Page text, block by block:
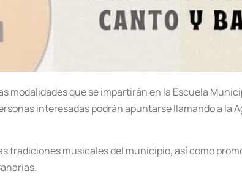
modalidades que se impartirán en la Escuela
interesadas podrán apuntarse llamando a la
tradiciones musicales del municipio, así como